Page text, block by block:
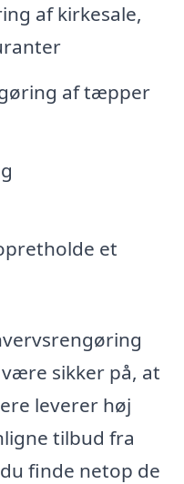
af kirkesale,
af tæpper
et
sikker på, at
leverer høj
tilbud fra
finde netop de